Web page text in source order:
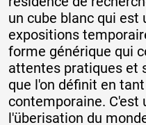
un cube blanc qui est
expositions
forme générique qui
attentes pratiques et
que l'on définit en
contemporaine. C'est
l'überisation du